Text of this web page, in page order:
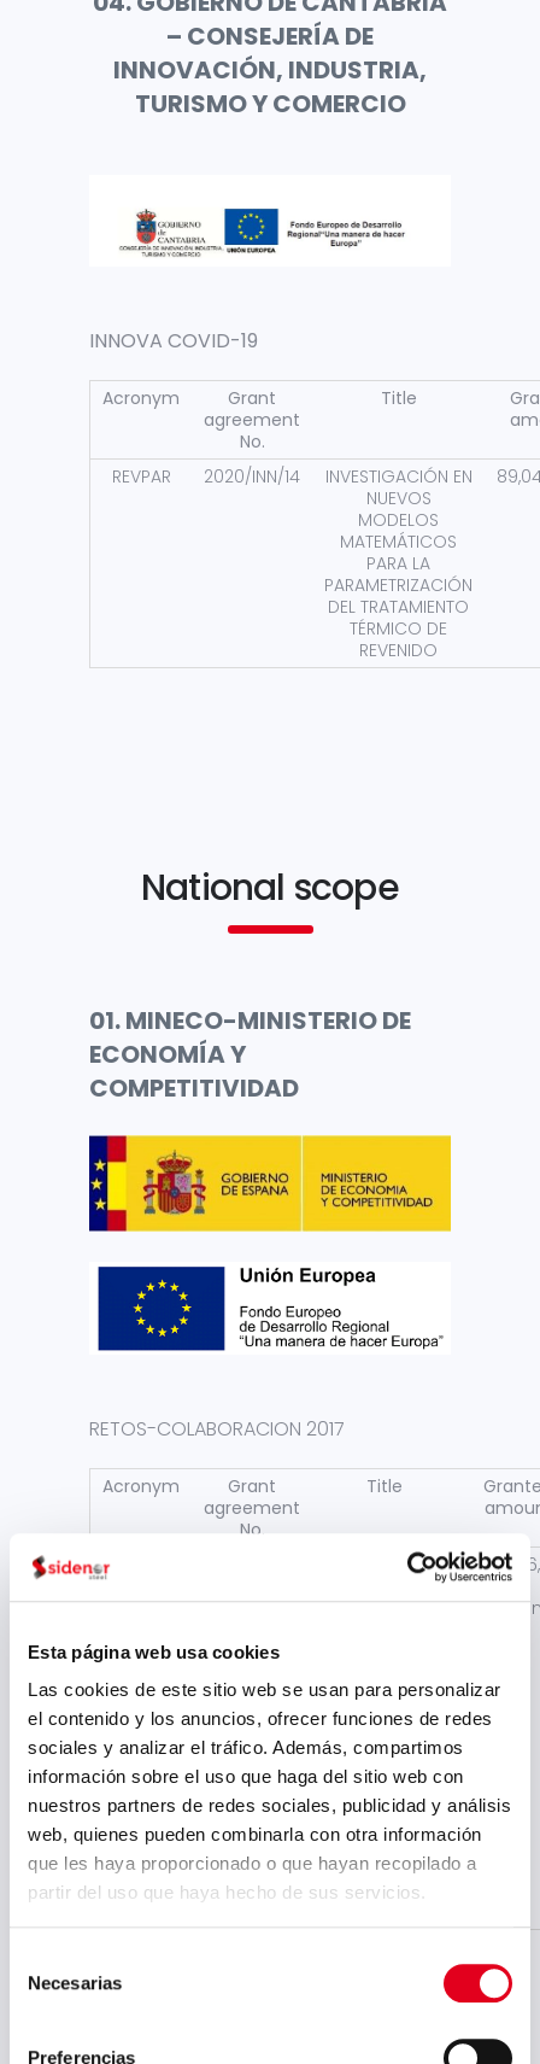
Esta página web usa cookies
Las cookies de este sitio web se usan para personalizar
el contenido y los anuncios, ofrecer funciones de redes
sociales y analizar el tráfico. Además, compartimos
información sobre el uso que haga del sitio web con
nuestros partners de redes sociales, publicidad y análisis
web, quienes pueden combinarla con otra información
que les haya proporcionado o que hayan recopilado a
partir del uso que haya hecho de sus servicios.
Necesarias
Preferencias
– CONSEJERÍA DE
INNOVACIÓN, INDUSTRIA,
TURISMO Y COMERCIO
INNOVA COVID-19
Acronym
Grant
agreement
No.
Title
REVPAR 2020/INN/14
INVESTIGACIÓN EN
NUEVOS
MODELOS
MATEMÁTICOS
PARA LA
PARAMETRIZACIÓN
DEL TRATAMIENTO
TÉRMICO DE
REVENIDO
National scope
01. MINECO-MINISTERIO DE
ECONOMÍA Y
COMPETITIVIDAD
RETOS-COLABORACION 2017
Acronym
Grant
agreement
No.
Title
DESARROLLO
DE PROCESOS
DE
OPTIMIZADOS
Y DESARROLLO
DE
HORMIGONES
Y MEZCLAS
BITUMINOSAS
PARA
APLICACIONES
DE ALTO
VALOR
€